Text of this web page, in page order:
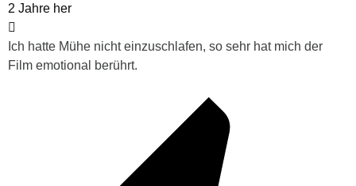
2 Jahre her
Ich hatte Mühe nicht einzuschlafen, so sehr hat mich der
Film emotional berührt.